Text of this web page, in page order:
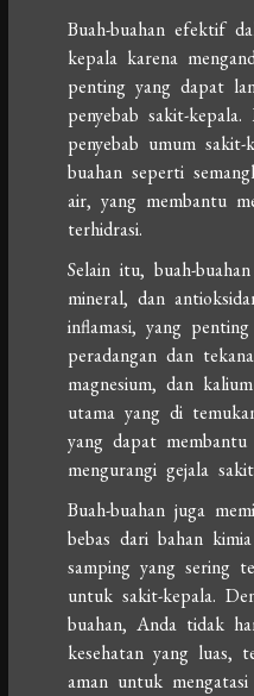
Buah-buahan efektif
kepala karena
penting yang dapat
penyebab sakit-
penyebab umum
buahan seperti
air, yang membantu
terhidrasi.
Selain itu, buah-
mineral, dan
inflamasi, yang
peradangan dan
magnesium, dan
utama yang di
yang dapat membantu
mengurangi gejala
Buah-buahan juga
bebas dari bahan
samping yang sering
untuk sakit-kepala.
buahan, Anda tidak
kesehatan yang luas,
aman untuk mengatasi